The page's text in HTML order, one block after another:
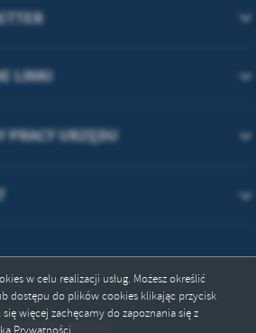
w celu realizacji usług. Możesz określić
dostępu do plików cookies klikając przycisk
więcej zachęcamy do zapoznania się z
Prywatności.
ZAPISZ WYBRANE
WSZYSTKIE
LINKI
PRACY URZĘDU
362236